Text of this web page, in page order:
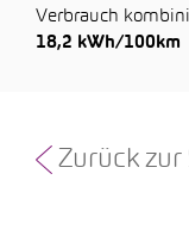
Verbrauch
18,2 kWh/100km
Zurück zur